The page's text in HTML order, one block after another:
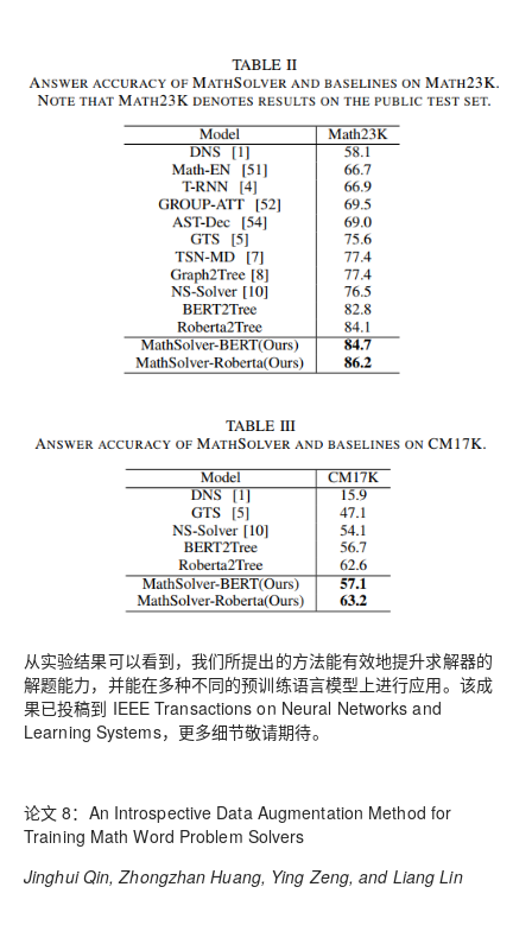
从实验结果可以看到，我们所提出的方法能有效地提升求解器的
解题能力，并能在多种不同的预训练语言模型上进行应用。该成
果已投稿到 IEEE Transactions on Neural Networks and
Learning Systems，更多细节敬请期待。
论文 8：An Introspective Data Augmentation Method for
Training Math Word Problem Solvers
Jinghui Qin, Zhongzhan Huang, Ying Zeng, and Liang Lin